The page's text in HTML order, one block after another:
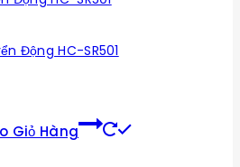
Động HC-SR501
Giỏ Hàng